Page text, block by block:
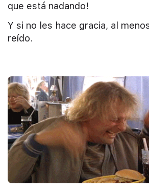
que está nadando!
Y si no les hace gracia, al
reído.